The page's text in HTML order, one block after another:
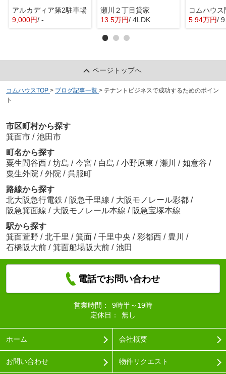
アルカディア第2駐車場
9,000円/ -
瀬川２丁目貸家
13.5万円/ 4LDK 5.94万円/
ページトップへ
コムハウスTOP > ブログ記事一覧 > テナントビジネスで成功するためのポイン
ト
市区町村から探す
箕面市 / 池田市
町名から探す
粟生間谷西 / 坊島 / 今宮 / 白島 / 小野原東 / 瀬川 / 如意谷 /
粟生外院 / 外院 / 呉服町
路線から探す
北大阪急行電鉄 / 阪急千里線 / 大阪モノレール彩都 /
阪急箕面線 / 大阪モノレール本線 / 阪急宝塚本線
駅から探す
箕面萱野 / 北千里 / 箕面 / 千里中央 / 彩都西 / 豊川
/
石橋阪大前 / 箕面船場阪大前 / 池田
電話でお問い合わせ
営業時間：
9時半～19時
定休日：
無し
ホーム 会社概要
お問い合わせ 物件リクエスト